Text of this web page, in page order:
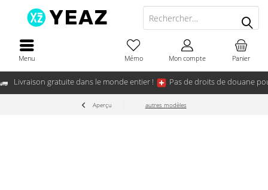
Livraison gratuite dans le monde entier ! Pas de droits de douane
Menu Panier
Mémo Mon compte
Aperçu autres modèles